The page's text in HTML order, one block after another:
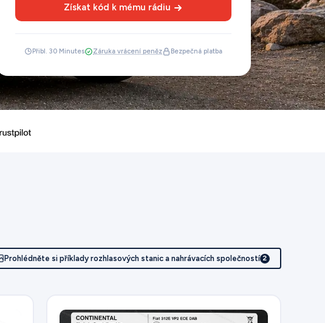
Získat kód k mému rádiu
Přibl. 30 Minutes Záruka vrácení peněz Bezpečná platba
Prohlédněte si příklady rozhlasových stanic a nahrávacích společností 2